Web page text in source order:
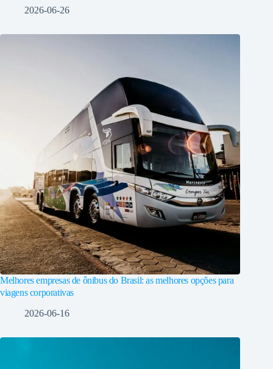
2026-06-26
Melhores empresas de ônibus do Brasil: as melhores opções para
viagens corporativas
2026-06-16